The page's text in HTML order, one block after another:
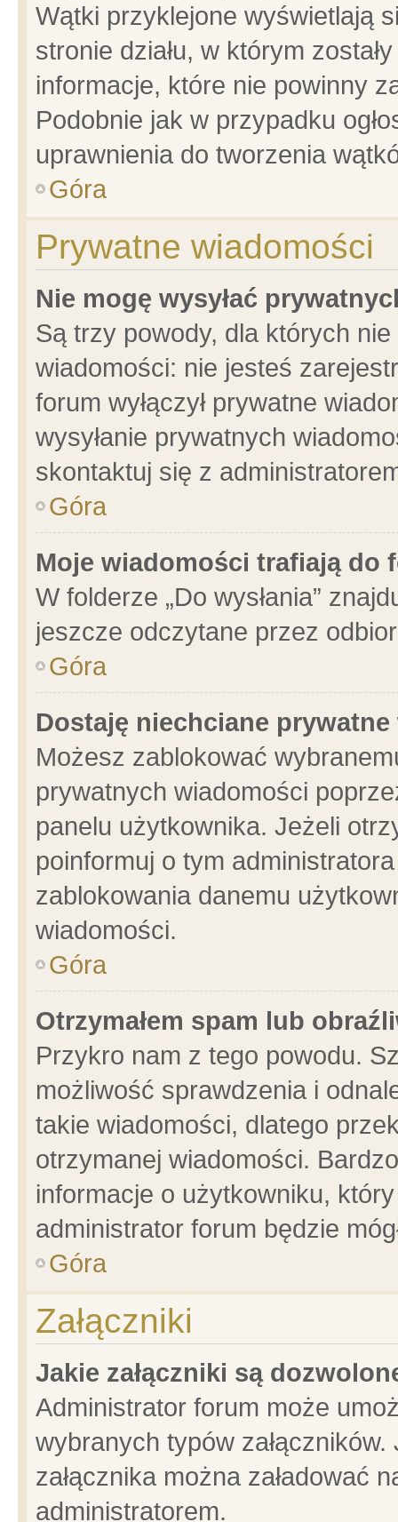
Wątki przyklejone wyświetlają
stronie działu, w którym
informacje, które nie powinny
Podobnie jak w przypadku
uprawnienia do tworzenia
Góra
Prywatne wiadomości
Nie mogę wysyłać
Są trzy powody, dla których
wiadomości: nie jesteś
forum wyłączył prywatne
wysyłanie prywatnych
skontaktuj się z
Góra
Moje wiadomości trafiają do
W folderze „Do wysłania”
jeszcze odczytane przez
Góra
Dostaję niechciane
Możesz zablokować
prywatnych wiadomości
panelu użytkownika. Jeżeli
poinformuj o tym
zablokowania danemu
wiadomości.
Góra
Otrzymałem spam lub
Przykro nam z tego powodu.
możliwość sprawdzenia i
takie wiadomości, dlatego
otrzymanej wiadomości.
informacje o użytkowniku,
administrator forum będzie
Góra
Załączniki
Jakie załączniki są
Administrator forum może
wybranych typów
załącznika można załadować
administratorem.